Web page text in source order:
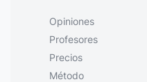
Opiniones
Profesores
Precios
Método